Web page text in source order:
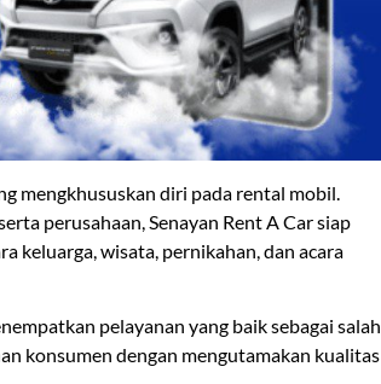
mengkhususkan diri pada rental mobil.
perusahaan, Senayan Rent A Car siap
keluarga, wisata, pernikahan, dan acara
pelayanan yang baik sebagai salah
konsumen dengan mengutamakan kualitas